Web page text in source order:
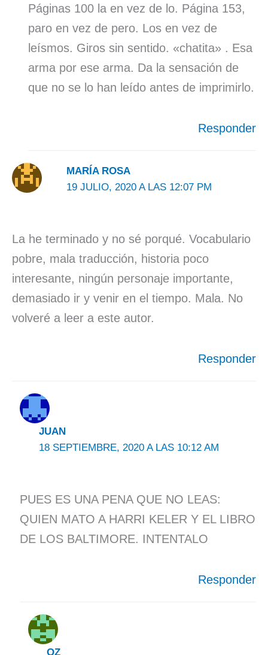
Páginas 100 la en vez de lo. Página 153,
paro en vez de pero. Los en vez de
leísmos. Giros sin sentido. «chatita» . Esa
arma por ese arma. Da la sensación de
que no se lo han leído antes de imprimirlo.
Responder
MARÍA ROSA
19 JULIO, 2020 A LAS 12:07 PM
La he terminado y no sé porqué. Vocabulario
pobre, mala traducción, historia poco
interesante, ningún personaje importante,
demasiado ir y venir en el tiempo. Mala. No
volveré a leer a este autor.
Responder
JUAN
18 SEPTIEMBRE, 2020 A LAS 10:12 AM
PUES ES UNA PENA QUE NO LEAS:
QUIEN MATO A HARRI KELER Y EL LIBRO
DE LOS BALTIMORE. INTENTALO
Responder
OZ